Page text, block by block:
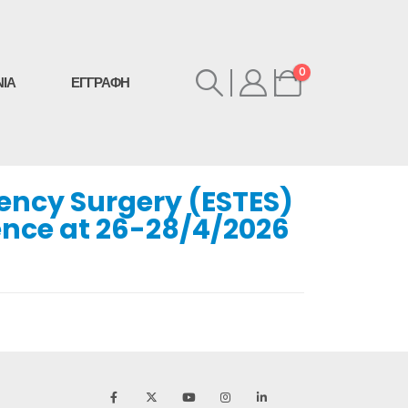
ΕΓΓΡΑΦΗ
0
Surgery (ESTES)
at 26-28/4/2026